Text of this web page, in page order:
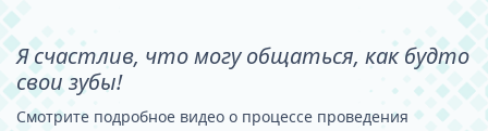
Я счастлив, что могу общаться, как будто
свои зубы!
Смотрите подробное видео о процессе проведения